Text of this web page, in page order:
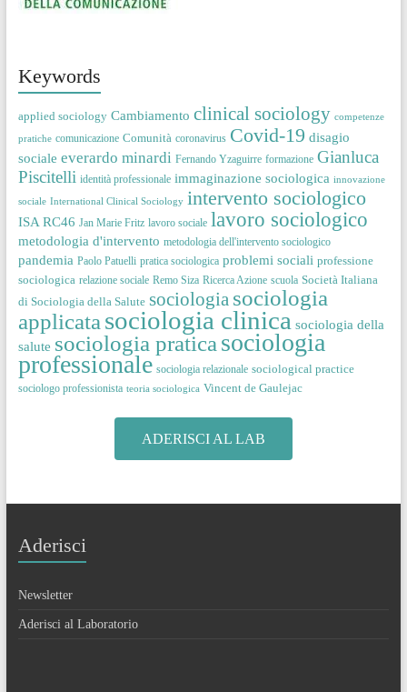
Keywords
applied sociology Cambiamento clinical sociology competenze
pratiche comunicazione Comunità coronavirus Covid-19 disagio
sociale everardo minardi Fernando Yzaguirre formazione Gianluca
Piscitelli identità professionale immaginazione sociologica innovazione
sociale International Clinical Sociology intervento sociologico
ISA RC46 Jan Marie Fritz lavoro sociale lavoro sociologico
metodologia d'intervento metodologia dell'intervento sociologico
pandemia Paolo Patuelli pratica sociologica problemi sociali professione
sociologica relazione sociale Remo Siza Ricerca Azione scuola Società Italiana
di Sociologia della Salute sociologia sociologia
applicata sociologia clinica sociologia della
salute sociologia pratica sociologia
professionale sociologia relazionale sociological practice
sociologo professionista teoria sociologica Vincent de Gaulejac
ADERISCI AL LAB
Aderisci
Newsletter
Aderisci al Laboratorio